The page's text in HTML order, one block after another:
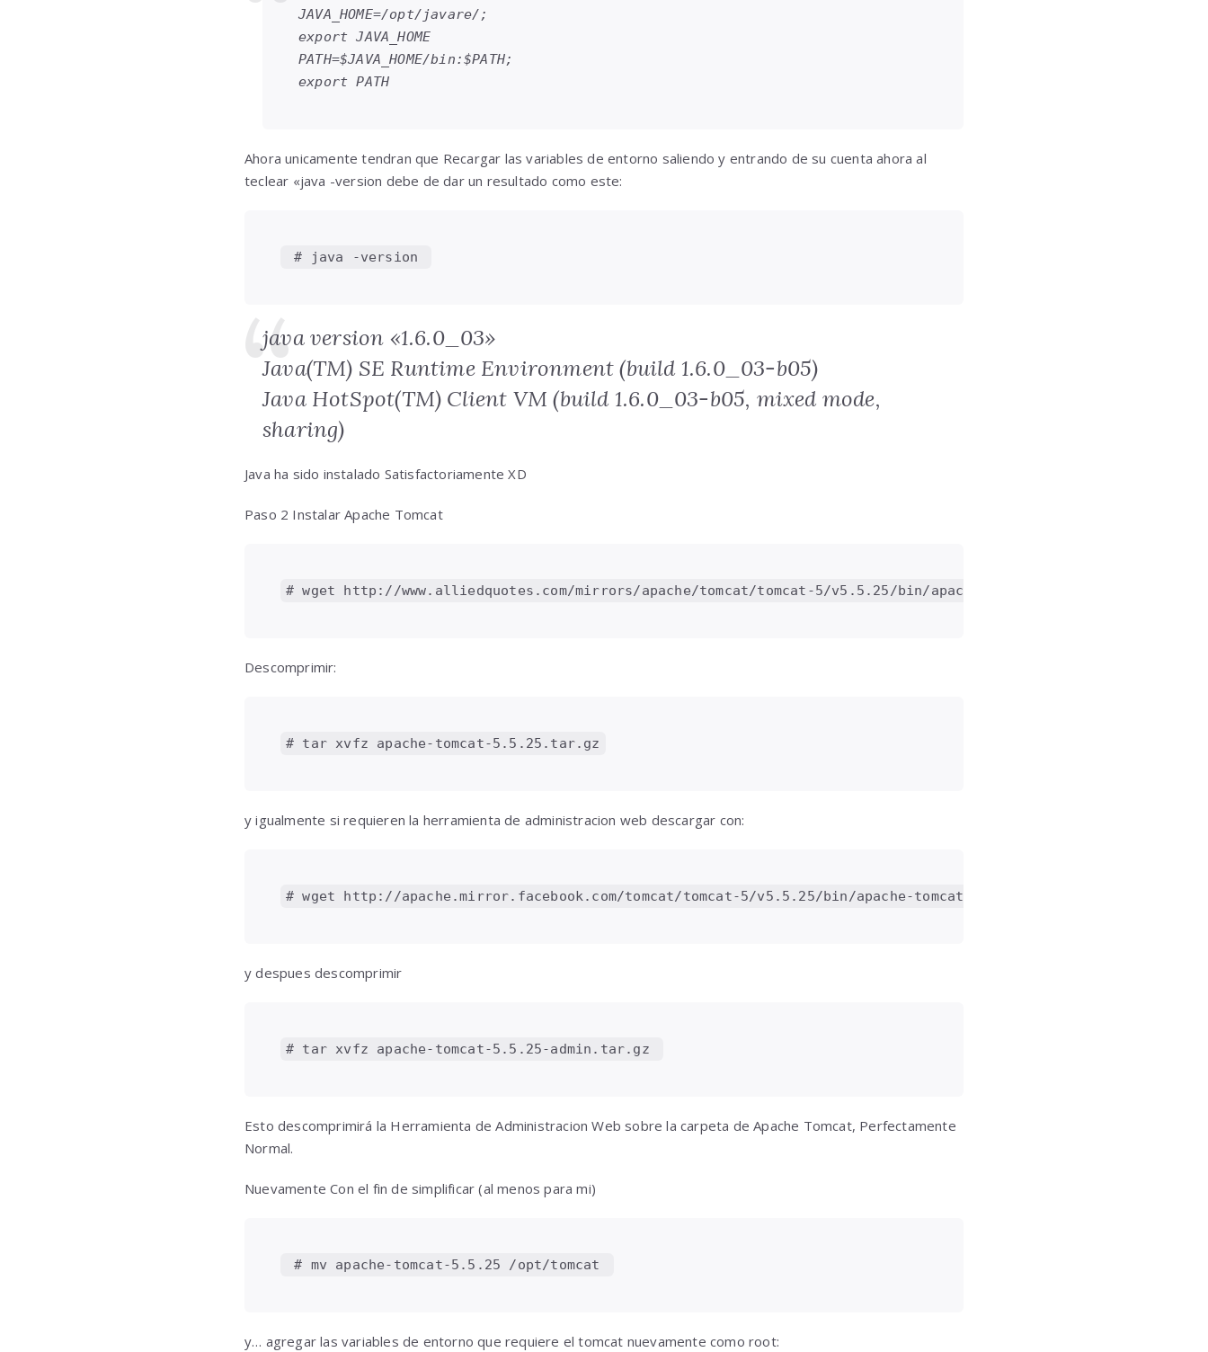
JAVA_HOME=/opt/javare/;
export JAVA_HOME
PATH=$JAVA_HOME/bin:$PATH;
export PATH
Ahora unicamente tendran que Recargar las variables de entorno saliendo y entrando de su cuenta ahora al
teclear «java -version debe de dar un resultado como este:
# java -version
java version «1.6.0_03»
Java(TM) SE Runtime Environment (build 1.6.0_03-b05)
Java HotSpot(TM) Client VM (build 1.6.0_03-b05, mixed mode,
sharing)
Java ha sido instalado Satisfactoriamente XD
Paso 2 Instalar Apache Tomcat
# wget http://www.alliedquotes.com/mirrors/apache/tomcat/tomcat-5/v5.5.25/bin/apache-tomcat-5.5.25.tar.gz
Descomprimir:
# tar xvfz apache-tomcat-5.5.25.tar.gz
y igualmente si requieren la herramienta de administracion web descargar con:
# wget http://apache.mirror.facebook.com/tomcat/tomcat-5/v5.5.25/bin/apache-tomcat-5.5.25-admin.tar.gz
y despues descomprimir
# tar xvfz apache-tomcat-5.5.25-admin.tar.gz
Esto descomprimirá la Herramienta de Administracion Web sobre la carpeta de Apache Tomcat, Perfectamente
Normal.
Nuevamente Con el fin de simplificar (al menos para mi)
# mv apache-tomcat-5.5.25 /opt/tomcat
y… agregar las variables de entorno que requiere el tomcat nuevamente como root: